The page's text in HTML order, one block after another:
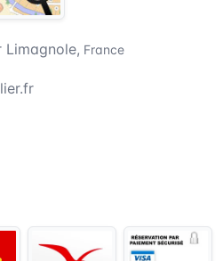
Limagnole, France